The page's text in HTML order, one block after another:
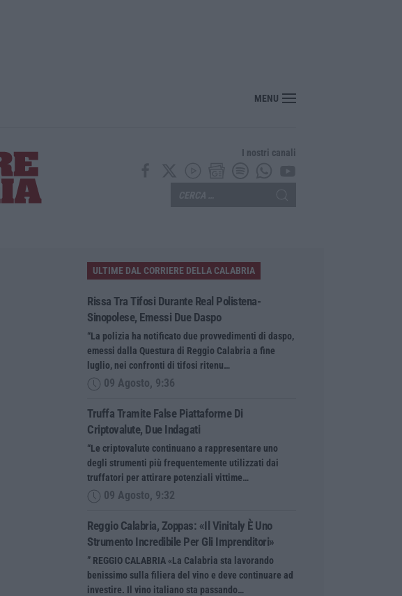
Reggio Calabria, Zoppas: «Il Vinitaly è uno strumento incredibile per gli imprenditori»
MENU
I nostri canali
ULTIME DAL CORRIERE DELLA CALABRIA
Rissa Tra Tifosi Durante Real Polistena-
Sinopolese, Emessi Due Daspo
“La polizia ha notificato due provvedimenti di daspo,
emessi dalla Questura di Reggio Calabria a fine
luglio, nei confronti di tifosi ritenu…
09 Agosto, 9:36
Truffa Tramite False Piattaforme Di
Criptovalute, Due Indagati
“Le criptovalute continuano a rappresentare uno
degli strumenti più frequentemente utilizzati dai
truffatori per attirare potenziali vittime…
09 Agosto, 9:32
Reggio Calabria, Zoppas: «Il Vinitaly È Uno
Strumento Incredibile Per Gli Imprenditori»
” REGGIO CALABRIA «La Calabria sta lavorando
benissimo sulla filiera del vino e deve continuare ad
investire. Il vino italiano sta passando…